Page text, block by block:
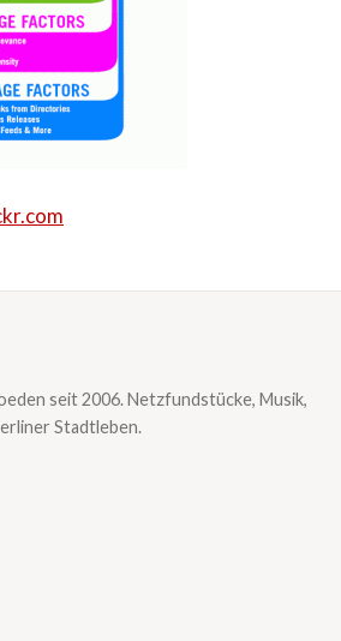
seit 2006. Netzfundstücke, Musik,
Stadtleben.